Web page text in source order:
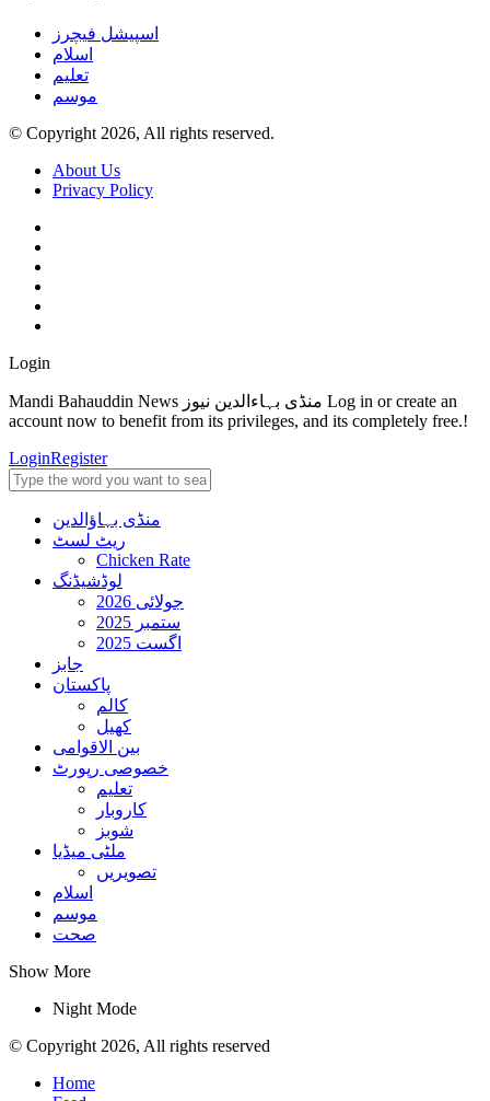
اسپیشل فیچرز
اسلام
تعلیم
موسم
© Copyright 2026, All rights reserved.
About Us
Privacy Policy
Login
Mandi Bahauddin News منڈی بہاءالدین نیوز Log in or create an
account now to benefit from its privileges, and its completely free.!
LoginRegister
منڈی بہاؤالدین
ریٹ لسٹ
Chicken Rate
لوڈشیڈنگ
جولائی 2026
ستمبر 2025
اگست 2025
جابز
پاکستان
کالم
کھیل
بین الاقوامی
خصوصی رپورٹ
تعلیم
کاروبار
شوبز
ملٹی میڈیا
تصویریں
اسلام
موسم
صحت
Show More
Night Mode
© Copyright 2026, All rights reserved
Home